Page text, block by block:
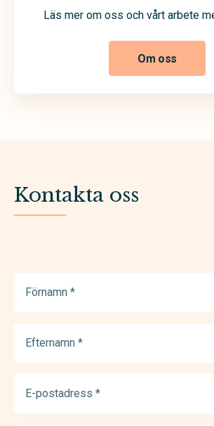
Läs mer om oss och vårt arbete
Om oss
Kontakta oss
(Required)
(Required)
postadress